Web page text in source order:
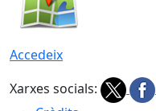
Accedeix
Xarxes socials: